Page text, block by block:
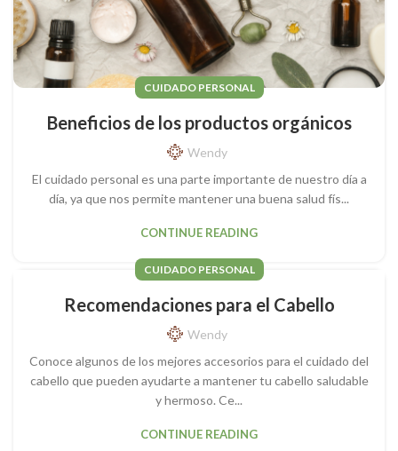
CUIDADO PERSONAL
Beneficios de los productos orgánicos
Wendy
El cuidado personal es una parte importante de nuestro día a
día, ya que nos permite mantener una buena salud fís...
CONTINUE READING
CUIDADO PERSONAL
Recomendaciones para el Cabello
Wendy
Conoce algunos de los mejores accesorios para el cuidado del
cabello que pueden ayudarte a mantener tu cabello saludable
y hermoso. Ce...
CONTINUE READING